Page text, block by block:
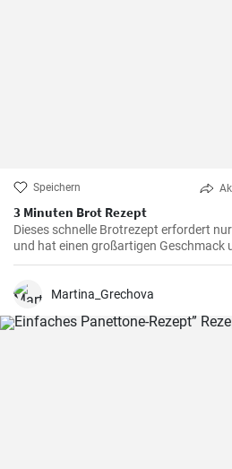
Speichern
3 Minuten Brot Rezept
Dieses schnelle Brotrezept erfordert
und hat einen großartigen Geschmack
Dieses Brot eignet sich perfekt für den
Martina_Grechova